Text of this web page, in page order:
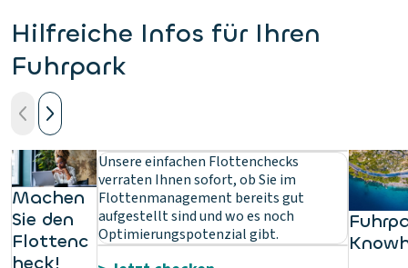
Hilfreiche Infos für Ihren
Fuhrpark
Machen
Sie den
Flottenc
heck!
Unsere einfachen Flottenchecks
verraten Ihnen sofort, ob Sie im
Flottenmanagement bereits gut
aufgestellt sind und wo es noch
Optimierungspotenzial gibt.